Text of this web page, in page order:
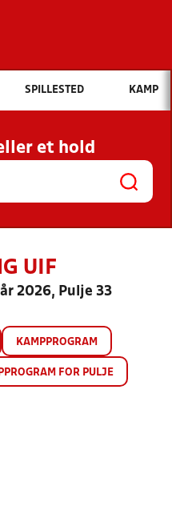
Hvad vil du søge efter?
OG NYHEDER
KLUBBER OG
SPILLESTED KAMP
et hold
UIF
2026, Pulje 33
KAMPPROGRAM
FOR PULJE